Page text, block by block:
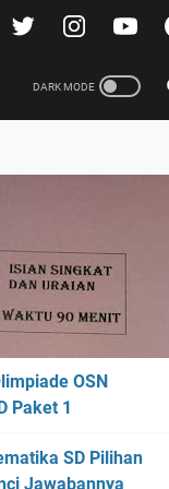
OSN
Paket 1
SD Pilihan
Jawabannya